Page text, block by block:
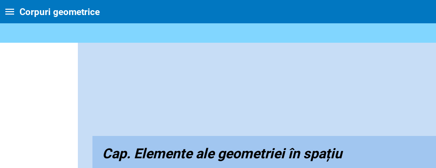
Corpuri geometrice
Cap. Elemente ale geometriei în spațiu